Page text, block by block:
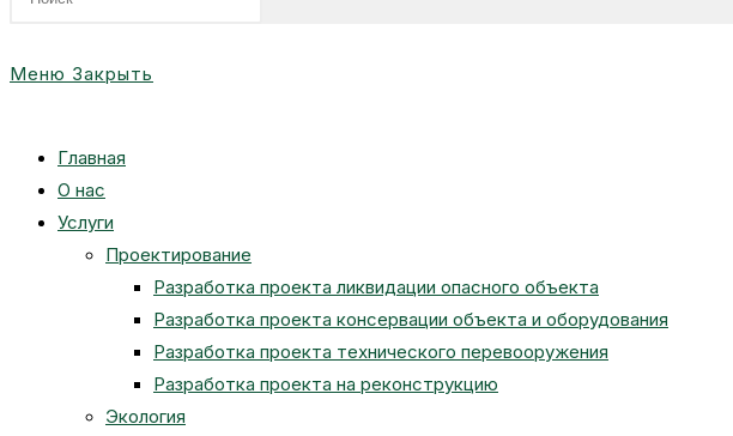
Меню Закрыть
Главная
О нас
Услуги
Проектирование
Разработка проекта ликвидации опасного объекта
Разработка проекта консервации объекта и оборудования
Разработка проекта технического перевооружения
Разработка проекта на реконструкцию
Экология